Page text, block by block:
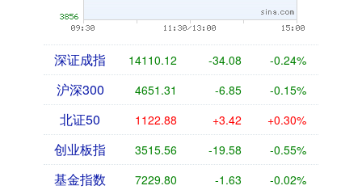
深证成指 14110.12 -34.08 -0.24%
沪深300 4651.31 -6.85 -0.15%
北证50 1122.88 +3.42 +0.30%
创业板指 3515.56 -19.58 -0.55%
基金指数 7229.80 -1.63 -0.02%